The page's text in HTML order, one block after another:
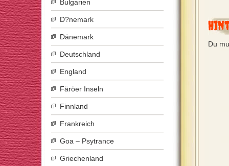
Du
Bulgarien
D?nemark
Dänemark
Deutschland
England
Färöer Inseln
Finnland
Frankreich
Goa – Psytrance
Griechenland